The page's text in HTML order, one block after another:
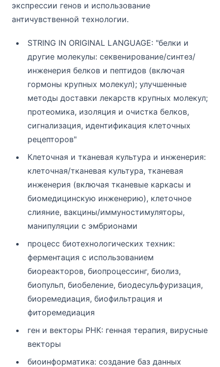
экспрессии генов и использование
античувственной технологии.
STRING IN ORIGINAL LANGUAGE: "белки и
другие молекулы: секвенирование/синтез/
инженерия белков и пептидов (включая
гормоны крупных молекул); улучшенные
методы доставки лекарств крупных молекул;
протеомика, изоляция и очистка белков,
сигнализация, идентификация клеточных
рецепторов"
Клеточная и тканевая культура и инженерия:
клеточная/тканевая культура, тканевая
инженерия (включая тканевые каркасы и
биомедицинскую инженерию), клеточное
слияние, вакцины/иммуностимуляторы,
манипуляции с эмбрионами
процесс биотехнологических техник:
ферментация с использованием
биореакторов, биопроцессинг, биолиз,
биопульп, биобеление, биодесульфуризация,
биоремедиация, биофильтрация и
фиторемедиация
ген и векторы РНК: генная терапия, вирусные
векторы
биоинформатика: создание баз данных